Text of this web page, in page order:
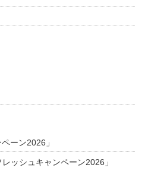
ーン2026」
ッシュキャンペーン2026」